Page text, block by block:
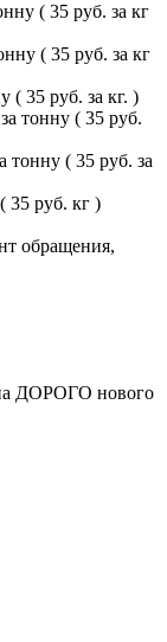
( 35 руб. за кг
( 35 руб. за кг
( 35 руб. за кг. )
тонну ( 35 руб.
тонну ( 35 руб. за
35 руб. кг )
обращения,
ДОРОГО нового